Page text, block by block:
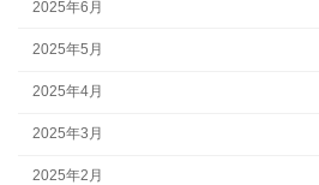
2025年6月
2025年5月
2025年4月
2025年3月
2025年2月